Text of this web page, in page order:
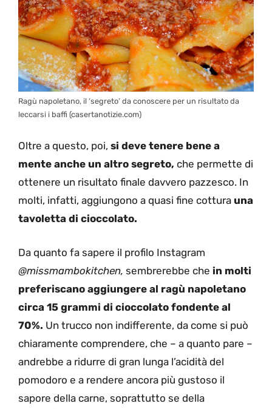
Ragù napoletano, il ‘segreto’ da conoscere per un risultato da
leccarsi i baffi (casertanotizie.com)
Oltre a questo, poi, si deve tenere bene a
mente anche un altro segreto, che permette di
ottenere un risultato finale davvero pazzesco. In
molti, infatti, aggiungono a quasi fine cottura una
tavoletta di cioccolato.
Da quanto fa sapere il profilo Instagram
@missmambokitchen, sembrerebbe che in molti
preferiscano aggiungere al ragù napoletano
circa 15 grammi di cioccolato fondente al
70%. Un trucco non indifferente, da come si può
chiaramente comprendere, che – a quanto pare –
andrebbe a ridurre di gran lunga l’acidità del
pomodoro e a rendere ancora più gustoso il
sapore della carne, soprattutto se della